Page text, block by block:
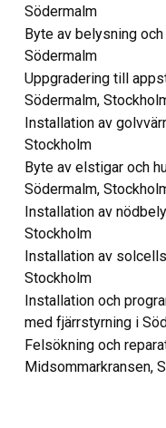
Södermalm
Byte av belysning
Södermalm
Uppgradering till
Södermalm,
Installation av
Stockholm
Byte av elstigar och
Södermalm,
Installation av
Stockholm
Installation av
Stockholm
Installation och
med fjärrstyrning i
Felsökning och
Midsommarkransen,